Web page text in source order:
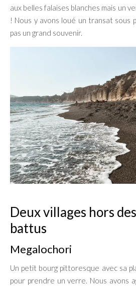
aux belles falaises blanches mais un
! Nous y avons loué un transat sous
pas un grand souvenir.
Deux villages hors
battus
Megalochori
Un petit bourg pittoresque avec sa
pour prendre un verre. Nous avons